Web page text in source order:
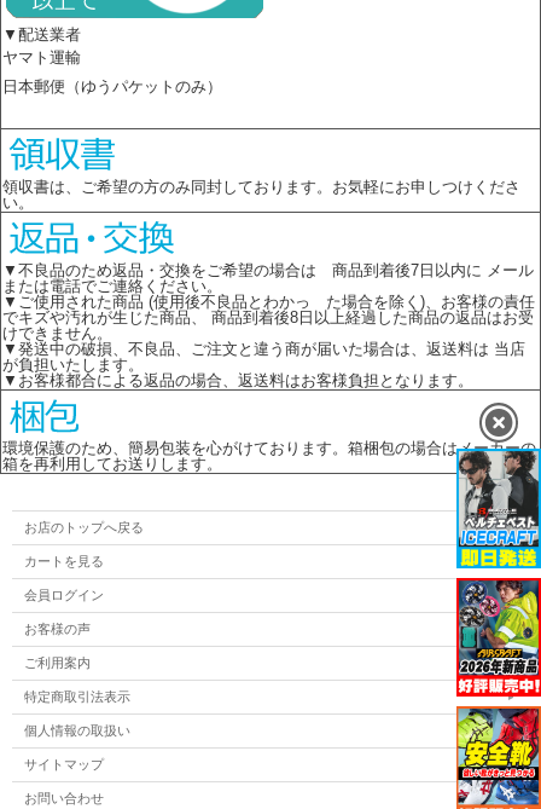
▼配送業者
ヤマト運輸
日本郵便（ゆうパケットのみ）
領収書は、ご希望の方のみ同封しております。お気軽にお申しつけくださ
い。
▼不良品のため返品・交換をご希望の場合は 商品到着後7日以内に メール
または電話でご連絡ください。
▼ご使用された商品 (使用後不良品とわかっ た場合を除く)、お客様の責任
でキズや汚れが生じた商品、 商品到着後8日以上経過した商品の返品はお受
けできません。
▼発送中の破損、不良品、ご注文と違う商が届いた場合は、返送料は 当店
が負担いたします。
▼お客様都合による返品の場合、返送料はお客様負担となります。
環境保護のため、簡易包装を心がけております。箱梱包の場合はメーカーの
箱を再利用してお送りします。
お店のトップへ戻る
カートを見る
会員ログイン
お客様の声
ご利用案内
特定商取引法表示
個人情報の取扱い
サイトマップ
お問い合わせ